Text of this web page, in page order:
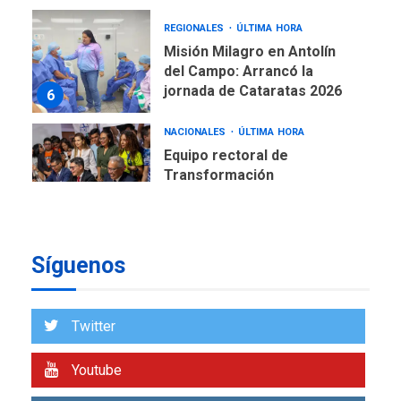
6
Misión Milagro en Antolín
del Campo: Arrancó la
jornada de Cataratas 2026
7
Equipo rectoral de
Transformación
Universitaria cambió
DESTACADOS
NACIONALES
Síguenos
Twitter
Youtube